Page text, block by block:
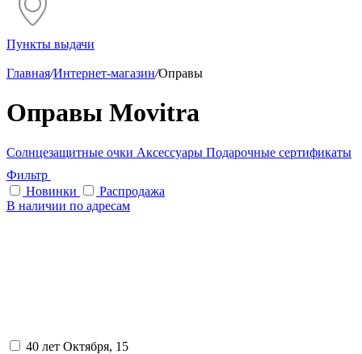
Пункты выдачи
Главная/Интернет-магазин/Оправы
Оправы Movitra
Солнцезащитные очки Аксессуары Подарочные сертификаты
Фильтр
Новинки
Распродажа
В наличии по адресам
40 лет Октября, 15